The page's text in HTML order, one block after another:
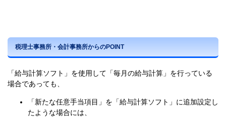
税理士事務所・会計事務所からのPOINT
「給与計算ソフト」を使用して「毎月の給与計算」を行っている
場合であっても、
「新たな任意手当項目」を「給与計算ソフト」に追加設定し
たような場合には、